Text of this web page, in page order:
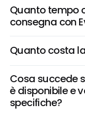
Quanto tempo
consegna con
Quanto costa
Cosa succede
è disponibile e
specifiche?